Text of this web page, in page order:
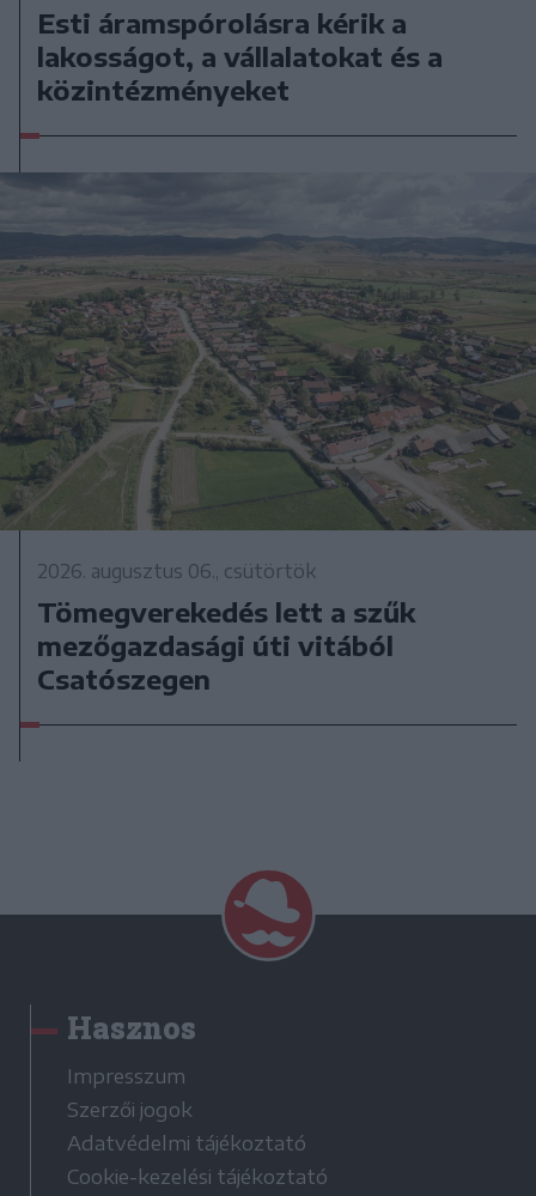
Esti áramspórolásra kérik a
lakosságot, a vállalatokat és a
közintézményeket
2026. augusztus 06., csütörtök
Tömegverekedés lett a szűk
mezőgazdasági úti vitából
Csatószegen
Hasznos
Impresszum
Szerzői jogok
Adatvédelmi tájékoztató
Cookie-kezelési tájékoztató